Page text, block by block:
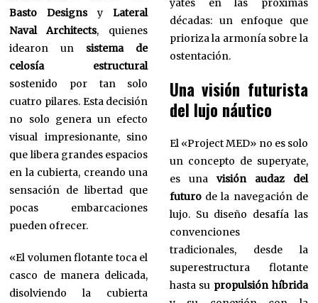
Basto DesignsyLateral
Naval Architects, quienes
idearon un sistema de
celosía estructural
sostenido por tan solo
cuatro pilares. Esta decisión
no solo genera un efecto
visual impresionante, sino
que libera grandes espacios
en la cubierta, creando una
sensación de libertad que
pocas embarcaciones
pueden ofrecer.
«El volumen flotante toca el
casco de manera delicada,
disolviendo la cubierta
yates en las próximas
décadas: un enfoque que
prioriza la armonía sobre la
ostentación.
Una visión futurista
del lujo náutico
El «Project MED» no es solo
un concepto de superyate,
es una visión audaz del
futurode la navegación de
lujo. Su diseño desafía las
convenciones
tradicionales, desde la
superestructura flotante
hasta su propulsión híbrida